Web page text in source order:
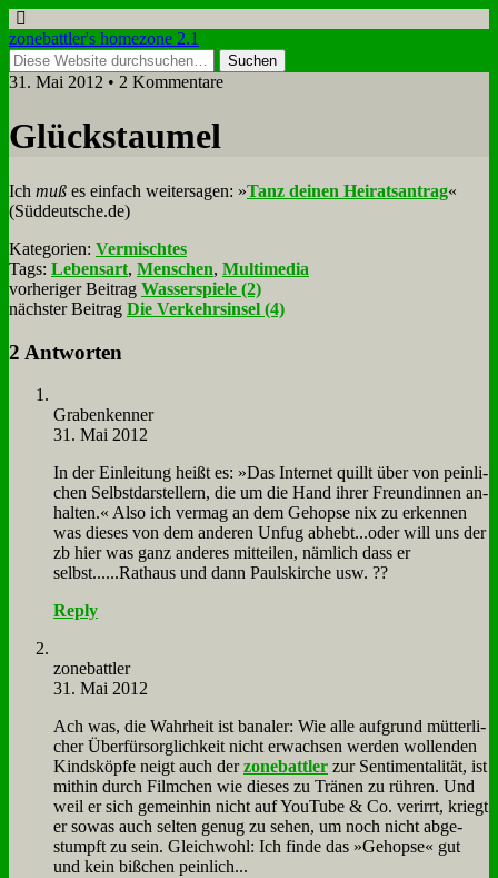
zonebattler's homezone 2.1
31. Mai 2012 • 2 Kommentare
Glück­s­tau­mel
Ich muß es ein­fach wei­ter­sa­gen: »Tanz dei­nen Hei­rats­an­trag«
(Süddeutsche.de)
Kategorien: Vermischtes
Tags: Lebensart, Menschen, Multimedia
vorheriger Beitrag Wasserspiele (2)
nächster Beitrag Die Verkehrsinsel (4)
2 Antworten
Gra­ben­ken­ner
31. Mai 2012
In der Ein­lei­tung heißt es: »Das In­ter­net quillt über von pein­li­
chen Selbst­dar­stel­lern, die um die Hand ih­rer Freun­din­nen an­
hal­ten.« Al­so ich ver­mag an dem Ge­hop­se nix zu er­ken­nen
was die­ses von dem an­de­ren Un­fug abhebt...oder will uns der
zb hier was ganz an­de­res mit­tei­len, näm­lich dass er
selbst......Rathaus und dann Pauls­kir­che usw. ??
Reply
zone­batt­ler
31. Mai 2012
Ach was, die Wahr­heit ist ba­na­ler: Wie al­le auf­grund müt­ter­li­
cher Über­für­sorg­lich­keit nicht er­wach­sen wer­den wol­len­den
Kinds­köp­fe neigt auch derzone­batt­ler zur Sen­ti­men­ta­li­tät, ist
mit­hin durch Film­chen wie die­ses zu Trä­nen zu rüh­ren. Und
weil er sich ge­mein­hin nicht auf You­Tube & Co. ver­irrt, kriegt
er so­was auch sel­ten ge­nug zu se­hen, um noch nicht ab­ge­
stumpft zu sein. Gleich­wohl: Ich fin­de das »Ge­hop­se« gut
und kein biß­chen pein­lich...